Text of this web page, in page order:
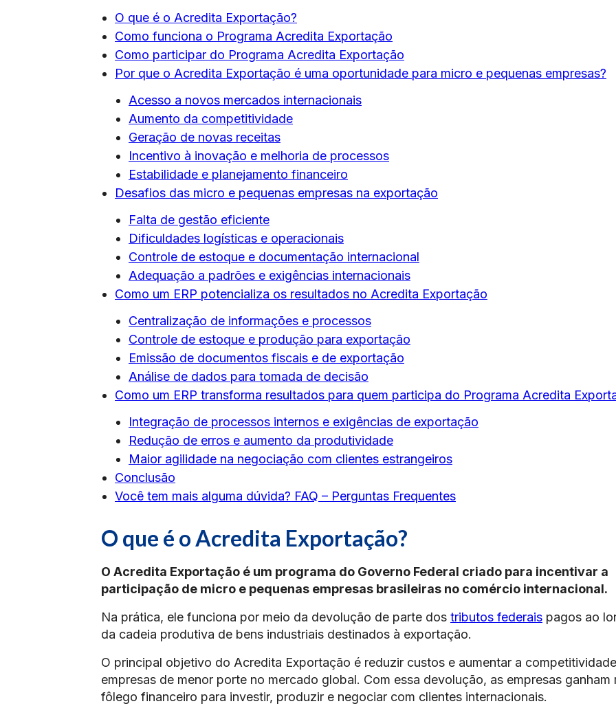
O que é o Acredita Exportação?
Como funciona o Programa Acredita Exportação
Como participar do Programa Acredita Exportação
Por que o Acredita Exportação é uma oportunidade para micro e pequenas empresas?
Acesso a novos mercados internacionais
Aumento da competitividade
Geração de novas receitas
Incentivo à inovação e melhoria de processos
Estabilidade e planejamento financeiro
Desafios das micro e pequenas empresas na exportação
Falta de gestão eficiente
Dificuldades logísticas e operacionais
Controle de estoque e documentação internacional
Adequação a padrões e exigências internacionais
Como um ERP potencializa os resultados no Acredita Exportação
Centralização de informações e processos
Controle de estoque e produção para exportação
Emissão de documentos fiscais e de exportação
Análise de dados para tomada de decisão
Como um ERP transforma resultados para quem participa do Programa Acredita
Integração de processos internos e exigências de exportação
Redução de erros e aumento da produtividade
Maior agilidade na negociação com clientes estrangeiros
Conclusão
Você tem mais alguma dúvida? FAQ – Perguntas Frequentes
O que é o Acredita Exportação?
O Acredita Exportação é um programa do Governo Federal criado para incentivar a
participação de micro e pequenas empresas brasileiras no comércio internacional.
Na prática, ele funciona por meio da devolução de parte dos tributos federais pagos ao
da cadeia produtiva de bens industriais destinados à exportação.
O principal objetivo do Acredita Exportação é reduzir custos e aumentar a
empresas de menor porte no mercado global. Com essa devolução, as empresas ganham
fôlego financeiro para investir, produzir e negociar com clientes internacionais.